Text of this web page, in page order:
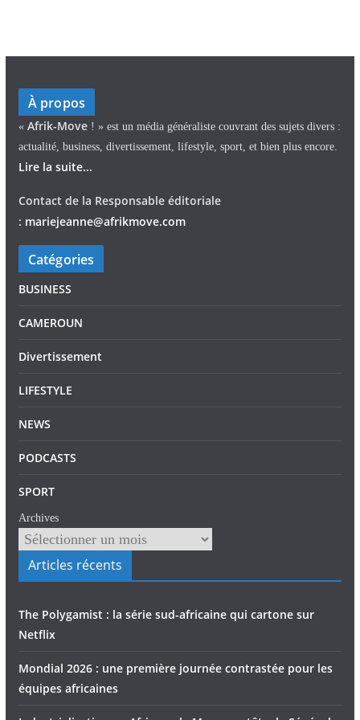
À propos
« Afrik-Move ! » est un média généraliste couvrant des sujets divers :
actualité, business, divertissement, lifestyle, sport, et bien plus encore.
Lire la suite...
Contact de la Responsable éditoriale
: mariejeanne@afrikmove.com
Catégories
BUSINESS
CAMEROUN
Divertissement
LIFESTYLE
NEWS
PODCASTS
SPORT
Archives
Articles récents
The Polygamist : la série sud-africaine qui cartone sur
Netflix
Mondial 2026 : une première journée contrastée pour les
équipes africaines